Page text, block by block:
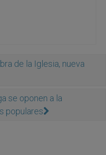
de la Iglesia, nueva
se oponen a la
populares